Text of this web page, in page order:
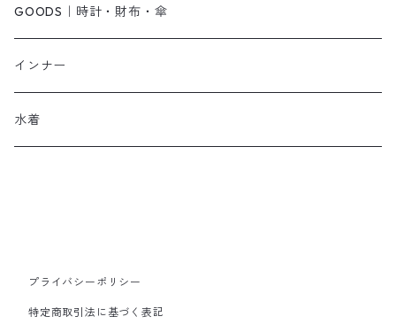
オールインワン・サロペット
ジャンパースカート
その他
ベルト
ブレスレット
帽子
ストール・マフラー
サンダル
ショートブーツ・ブーティ
ロングブーツ
その他
ショルダーバッグ
ハンドバッグ
リュック
その他
GOODS｜時計・財布・傘
インナー
水着
プライバシーポリシー
特定商取引法に基づく表記